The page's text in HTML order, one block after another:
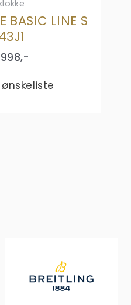
BASIC LINE S
,-